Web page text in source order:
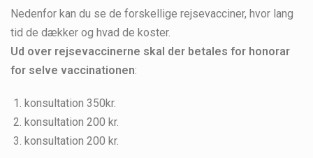
Nedenfor kan du se de forskellige rejsevacciner, hvor lang
tid de dækker og hvad de koster.
Ud over rejsevaccinerne skal der betales for honorar
for selve vaccinationen:
konsultation 350kr.
konsultation 200 kr.
konsultation 200 kr.